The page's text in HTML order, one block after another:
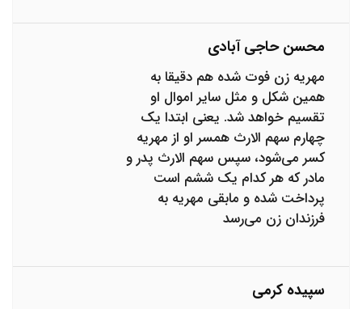
محسن حاجی آبادی
مهریه زن فوت شده هم دقیقا به
همین شکل و مثل سایر اموال او
تقسیم خواهد شد. یعنی ابتدا یک
چهارم سهم الارث همسر او از مهریه
کسر می‌شود، سپس سهم الارث پدر و
مادر که هر کدام یک ششم است
پرداخت شده و مابقی مهریه به
فرزندان زن می‌رسد
سپیده کرمی